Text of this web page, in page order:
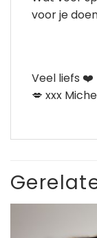
voor je
Veel liefs ❤️
💋 xxx